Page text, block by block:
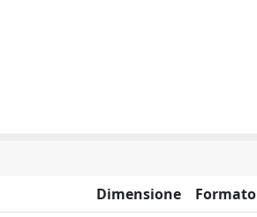
Dimensione
Formato